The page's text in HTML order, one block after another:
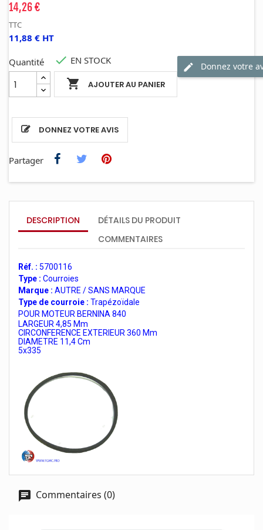
14,26 €
TTC
11,88 € HT
Quantité
 AJOUTER AU PANIER
 EN STOCK
DONNEZ VOTRE AVIS
Donnez votre
Partager
DESCRIPTION
DÉTAILS DU PRODUIT
COMMENTAIRES
Réf. : 5700116
Type : Courroies
Marque : AUTRE / SANS MARQUE
Type de courroie : Trapézoïdale
POUR MOTEUR BERNINA 840
LARGEUR 4,85 Mm
CIRCONFERENCE EXTERIEUR 360 Mm
DIAMETRE 11,4 Cm
5x335
Commentaires (0)